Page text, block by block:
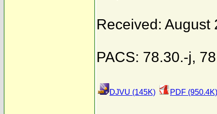
Received: August
PACS: 78.30.-j,
DJVU (145K) PDF (950.4K)